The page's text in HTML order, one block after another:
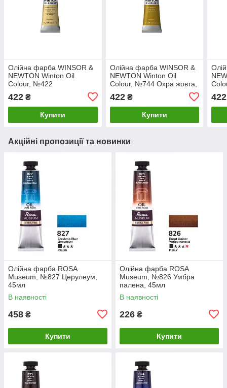
Олійна фарба WINSOR &
NEWTON Winton Oil
Colour, №422
Неаполитанский желтый,
37мл
422 ₴
Купити
Олійна фарба WINSOR &
NEWTON Winton Oil
Colour, №744 Охра жовта,
422₴
Купити
422
Акційні пропозиції та новинки
Олійна фарба ROSA
Museum, №827 Церулеум,
45мл
В наявності
458 ₴
Купити
Олійна фарба ROSA
Museum, №826 Умбра
палена, 45мл
В наявності
226 ₴
Купити